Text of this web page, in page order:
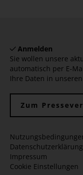
Anmelden
Sie wollen unsere
automatisch per E-
Ihre Daten in
Zum
Datenschutzerklärung
Impressum
Cookie Einstellungen